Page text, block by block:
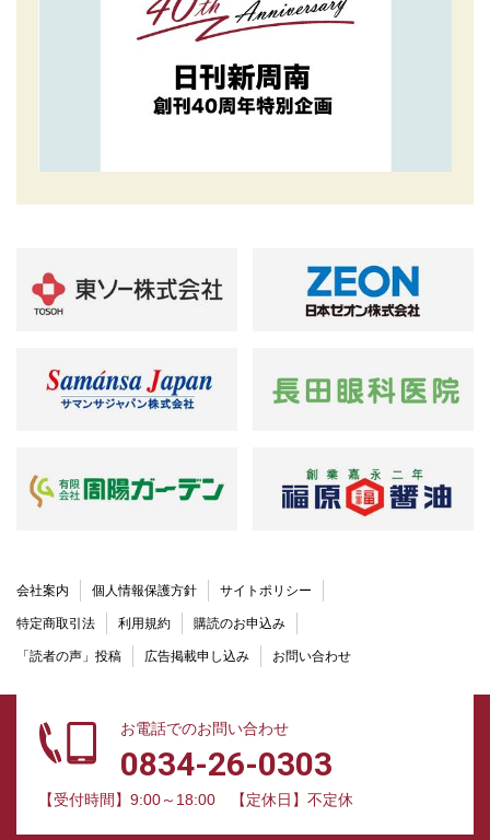
会社案内 個人情報保護方針 サイトポリシー
特定商取引法 利用規約 購読のお申込み
「読者の声」投稿 広告掲載申し込み お問い合わせ
お電話でのお問い合わせ
0834-26-0303
【受付時間】9:00～18:00 【定休日】不定休